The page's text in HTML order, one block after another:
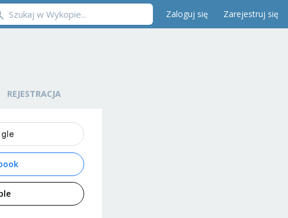
Zaloguj się Zarejestruj się
REJESTRACJA